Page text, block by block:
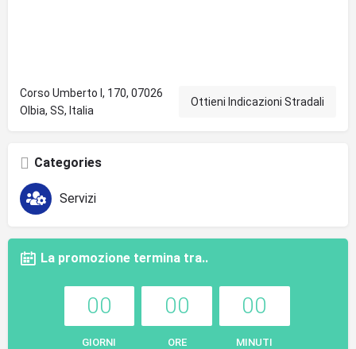
Corso Umberto I, 170, 07026
Olbia, SS, Italia
Ottieni Indicazioni Stradali
Categories
Servizi
La promozione termina tra..
00
GIORNI
00
ORE
00
MINUTI